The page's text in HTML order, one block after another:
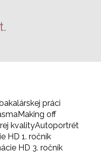
práci
Making off
kvalityAutoportrét
HD 1. ročník
HD 3. ročník